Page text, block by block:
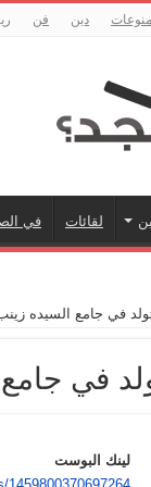
منوعات دين فن
لقائات في
في جامع السيده
في
لينك البوست